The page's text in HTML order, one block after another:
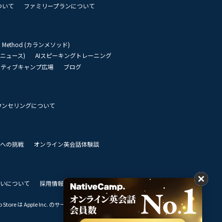
いて ファミリープランについて
Method (カランメソッド)
ュース)
AIスピーキングトレーニング
ィブキャンプ広場
ブログ
セリングについて
の挑戦 オンライン英会話体験談
について 採用情報 私達のビジョン
は Apple Inc. のサービスマークです。